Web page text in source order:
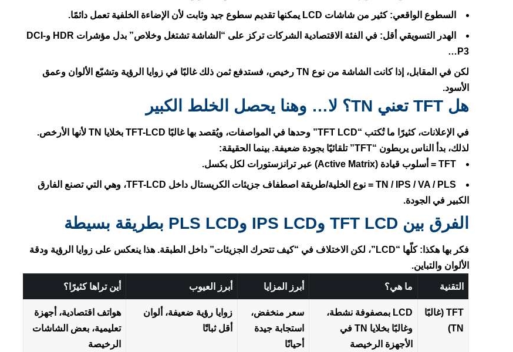
السطوع الواقعي: كثير من شاشات LCD يمكنها تقديم سطوع جيد وثابت لأن الإضاءة الخلفية تعمل دائمًا.
الهدر التسويقي أقل:
في الفئة الاقتصادية الشركات تركز على “الشاشة تشتغل وخلاص” بدل مؤشرات HDR وDCI-
P3…
لكن في المقابل، إذا كانت الشاشة من نوع TN رخيص، فستدفع ثمن ذلك غالبًا في زوايا الرؤية وتشبّع الألوان وعمق
الأسود.
هل TFT تعني TN؟ لا… وهنا يحصل الخلط الكبير
في الإعلانات، كثيرًا ما تُكتب “TFT LCD” وحدها في المواصفات، ويُقصد بها غالبًا TFT-LCD بخلايا TN
لأنها الأرخص.
لذلك، بدأ الناس يربطون “TFT” تلقائيًا بجودة ضعيفة. بينما الحقيقة:
TFT = أسلوب قيادة (Active Matrix) عبر ترانزستورات لكل بكسل.
TN / IPS / VA / PLS
= نوع الخلية/طريقة اصطفاف جزيئات الكريستال داخل TFT-LCD، وهي التي تصنع الفارق
الكبير في الجودة.
الفرق بين TFT LCD وIPS LCD وPLS LCD بطريقة بسيطة
فكر بها هكذا: كلّها “LCD”، لكن الاختلاف في “كيف تتحرك الجزيئات” داخل الطبقة. هذا ينعكس على زوايا الرؤية ودقة
الألوان والتباين.
التقنية ما هي؟ أبرز المزايا أبرز العيوب أين تراها كثيرًا؟
TFT (غالبًا
TN)
LCD بمصفوفة نشطة،
وغالبًا بخلايا TN في
الأجهزة الرخيصة
سعر منخفض،
استجابة جيدة
أحيانًا
زوايا رؤية ضعيفة، ألوان
أقل ثباتًا
هواتف اقتصادية، أجهزة
تعليمية، بعض الشاشات
الرخيصة